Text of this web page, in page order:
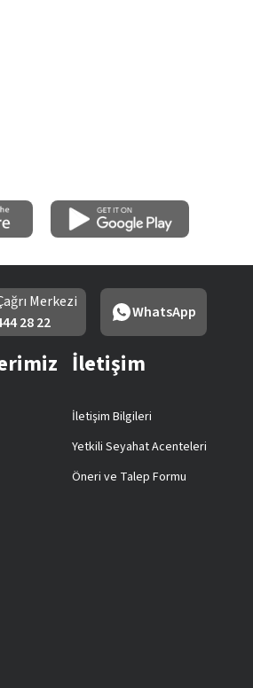
Merkezi
28 22
WhatsApp
İletişim
İletişim Bilgileri
Yetkili Seyahat Acenteleri
Öneri ve Talep Formu